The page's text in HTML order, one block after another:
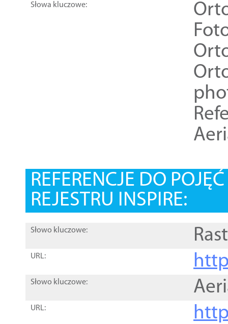
Słowa kluczowe:
REFERENCJE DO
REJESTRU INSPIRE:
Słowo kluczowe:
URL:
Słowo kluczowe:
URL: